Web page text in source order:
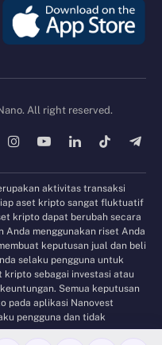
All right reserved.
InstagramYouTubeLinkedInTikTok
aktivitas transaksi
aset kripto sangat fluktuatif
kripto dapat berubah secara
menggunakan riset Anda
keputusan jual dan beli
selaku pengguna untuk
kripto sebagai investasi atau
Semua keputusan
pada aplikasi Nanovest
pengguna dan tidak